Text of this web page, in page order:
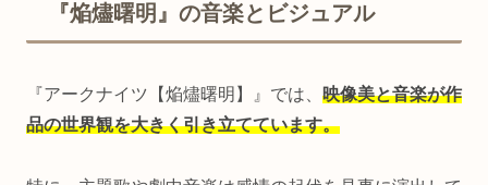
『焔燼曙明』の音楽とビジュアル
『アークナイツ【焔燼曙明】』では、 映像美と音楽が作
品の世界観を大きく引き立てています。